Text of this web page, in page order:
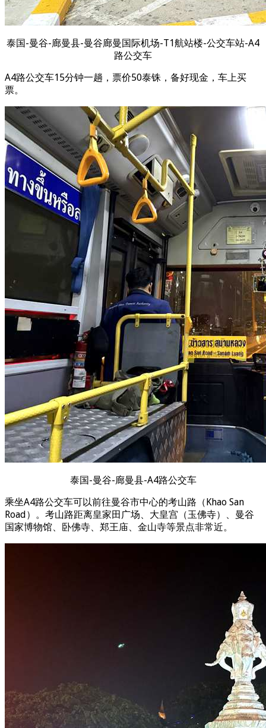
泰国-曼谷-廊曼县-曼谷廊曼国际机场-T1航站楼-公交车站-A4
路公交车
A4路公交车15分钟一趟，票价50泰铢，备好现金，车上买
票。
泰国-曼谷-廊曼县-A4路公交车
乘坐A4路公交车可以前往曼谷市中心的考山路（Khao San
Road）。考山路距离皇家田广场、大皇宫（玉佛寺）、曼谷
国家博物馆、卧佛寺、郑王庙、金山寺等景点非常近。